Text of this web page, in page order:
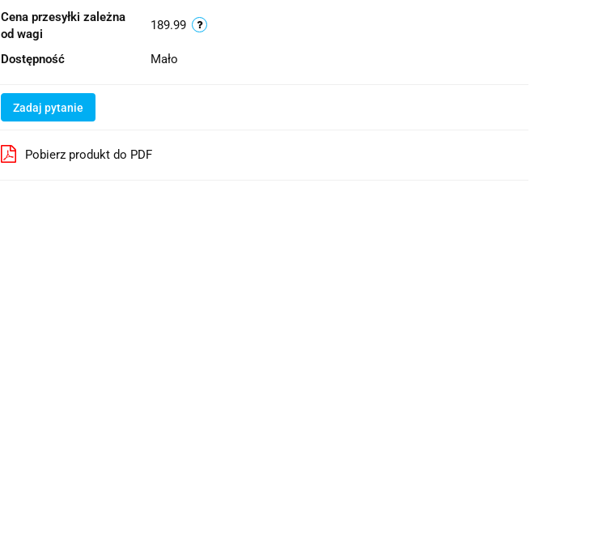
Cena przesyłki zależna
od wagi
189.99
Dostępność Mało
Zadaj pytanie
Pobierz produkt do PDF